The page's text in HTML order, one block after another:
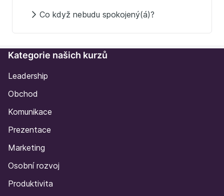
Co když nebudu spokojený(á)?
Kategorie našich kurzů
Leadership
Obchod
Komunikace
Prezentace
Marketing
Osobní rozvoj
Produktivita